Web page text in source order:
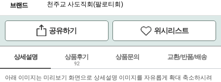
브랜드 천주교 사도직회(팔로티회)
공유하기 위시리스트
상세설명 상품후기
92
상품문의 교환/반품/배송
아래 이미지는 미리보기 화면으로 상세설명 이미지를 자유롭게 확대 축소하시려